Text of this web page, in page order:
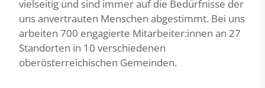
vielseitig und sind immer auf die Bedürfnisse der
uns anvertrauten Menschen abgestimmt. Bei uns
arbeiten 700 engagierte Mitarbeiter:innen an 27
Standorten in 10 verschiedenen
oberösterreichischen Gemeinden.